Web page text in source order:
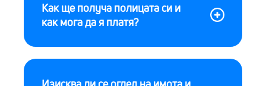
Как ще получа полицата си и
как мога да я платя?